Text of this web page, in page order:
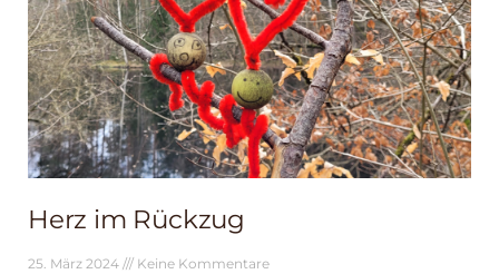
Herz im Rückzug
25. März 2024 Keine Kommentare